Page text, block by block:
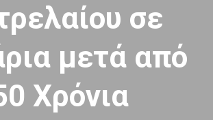
σε
μετά από
Χρόνια